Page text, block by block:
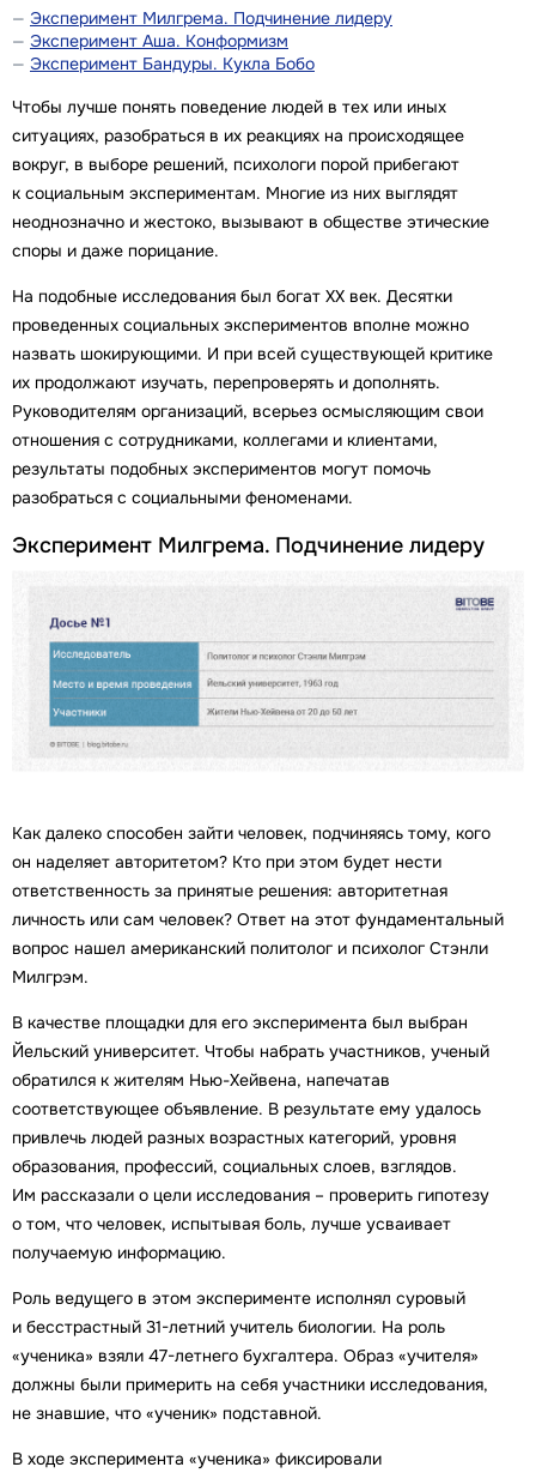
Эксперимент Милгрема. Подчинение лидеру
Эксперимент Аша. Конформизм
Эксперимент Бандуры. Кукла Бобо
Чтобы лучше понять поведение людей в тех или иных
ситуациях, разобраться в их реакциях на происходящее
вокруг, в выборе решений, психологи порой прибегают
к социальным экспериментам. Многие из них выглядят
неоднозначно и жестоко, вызывают в обществе этические
споры и даже порицание.
На подобные исследования был богат XX век. Десятки
проведенных социальных экспериментов вполне можно
назвать шокирующими. И при всей существующей критике
их продолжают изучать, перепроверять и дополнять.
Руководителям организаций, всерьез осмысляющим свои
отношения с сотрудниками, коллегами и клиентами,
результаты подобных экспериментов могут помочь
разобраться с социальными феноменами.
Эксперимент Милгрема. Подчинение лидеру
Как далеко способен зайти человек, подчиняясь тому, кого
он наделяет авторитетом? Кто при этом будет нести
ответственность за принятые решения: авторитетная
личность или сам человек? Ответ на этот фундаментальный
вопрос нашел американский политолог и психолог Стэнли
Милгрэм.
В качестве площадки для его эксперимента был выбран
Йельский университет. Чтобы набрать участников, ученый
обратился к жителям Нью-Хейвена, напечатав
соответствующее объявление. В результате ему удалось
привлечь людей разных возрастных категорий, уровня
образования, профессий, социальных слоев, взглядов.
Им рассказали о цели исследования – проверить гипотезу
о том, что человек, испытывая боль, лучше усваивает
получаемую информацию.
Роль ведущего в этом эксперименте исполнял суровый
и бесстрастный 31-летний учитель биологии. На роль
«ученика» взяли 47-летнего бухгалтера. Образ «учителя»
должны были примерить на себя участники исследования,
не знавшие, что «ученик» подставной.
В ходе эксперимента «ученика» фиксировали